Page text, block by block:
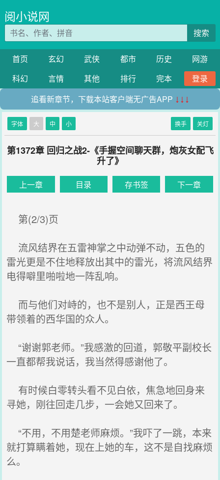
阅小说网
搜索
首页 玄幻 武侠 都市 历史
网游
科幻
言情 其他 排行 完本
登录
追看新章节，下载本站客户端无广告APP ↓↓↓
字体 大 中 小 换手 关灯
第1372章 回归之战2-《手握空间聊天群，炮灰女配飞
升了》
上一章 目录 存书签 下一章
第(2/3)页
流风结界在五雷神掌之中动弹不动，五色的
雷光更是不住地释放出其中的雷光，将流风结界
电得噼里啪啦地一阵乱响。
而与他们对峙的，也不是别人，正是西王母
带领着的西华国的众人。
“谢谢郭老师。”我感激的回道，郭敬平副校长
一直都帮我说话，我当然得感谢他了。
有时候白零转头看不见白依，焦急地回身来
寻她，刚往回走几步，一会她又回来了。
“不用，不用楚老师麻烦。”我吓了一跳，本来
就打算瞒着她，现在上她的车，这不是自找麻烦
么。